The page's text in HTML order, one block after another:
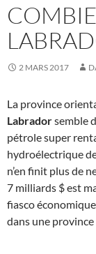
2 MARS 2017
La province
Labradorsemble
pétrole super
hydroélectrique
n’en finit plus de
7 milliards $ est
fiasco
dans une